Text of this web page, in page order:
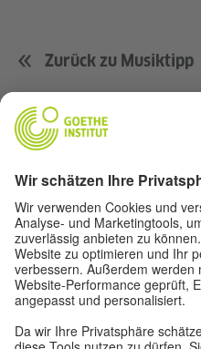
Zurück zu Musiktipp
Musik
Für Lehrer*innen